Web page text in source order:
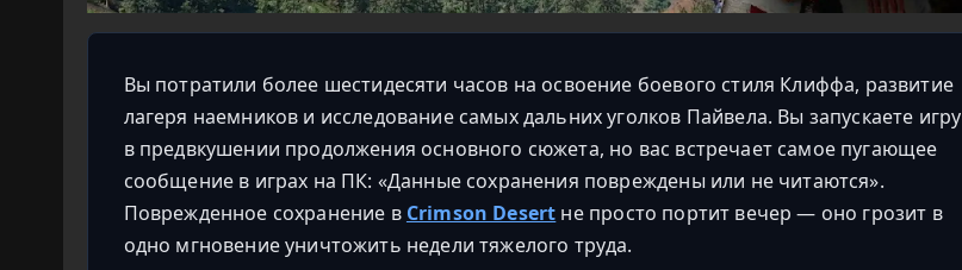
Вы потратили более шестидесяти часов на освоение боевого стиля Клиффа, развитие
лагеря наемников и исследование самых дальних уголков Пайвела. Вы запускаете игру
в предвкушении продолжения основного сюжета, но вас встречает самое пугающее
сообщение в играх на ПК: «Данные сохранения повреждены или не читаются».
Поврежденное сохранение в Crimson Desert не просто портит вечер — оно грозит в
одно мгновение уничтожить недели тяжелого труда.